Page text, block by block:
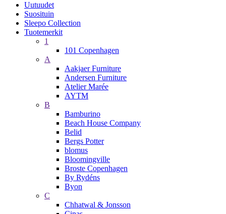
Uutuudet
Suosituin
Sleepo Collection
Tuotemerkit
1
101 Copenhagen
A
Aakjaer Furniture
Andersen Furniture
Atelier Marée
AYTM
B
Bamburino
Beach House Company
Belid
Bergs Potter
blomus
Bloomingville
Broste Copenhagen
By Rydéns
Byon
C
Chhatwal & Jonsson